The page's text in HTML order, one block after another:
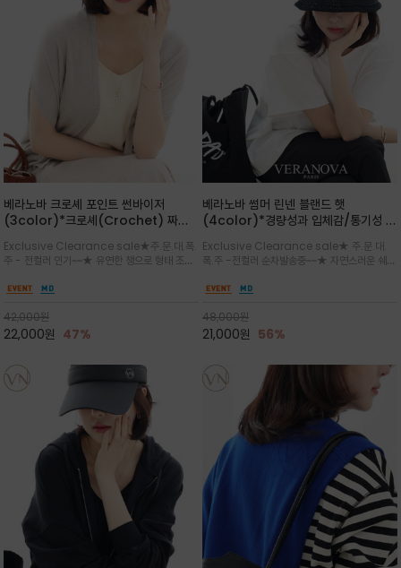
베라노바 크로셰 포인트 썬바이저
(3color)*크로셰(Crochet) 짜임
미닌한 무드를 연출/벨크로 타입이라 휴
대도 간편
Exclusive Clearance sale★주.문.대.폭.
주 - 전컬러 인기~~★ 유연한 챙으로 형태 조절
말아 휴대하기 좋고, 챙의 모양을 살짝 바꿀 수 있
용성을 모두 갖춘 아이템
42,000원
22,000원 47%
베라노바 썸머 린넨 블랜드 햇
(4color)*경량성과 입체감/통기성 좋
쾌적하게 착용/ 뒷트임 있어서 헤어스타
일링에도 편하게 쓰실수 있습니다
Exclusive Clearance sale★ 주.문.대.
폭.주 -전컬러 순차발송중~~★ 자연스러운 쉐입
련된 포인트/베이직한 컬러 구성으로 어떤 스타
용도 높은 아이템
48,000원
21,000원 56%